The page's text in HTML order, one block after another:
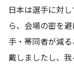
日本は選手に対
ら、会場の密を
手・帯同者が減
戴しましたし、